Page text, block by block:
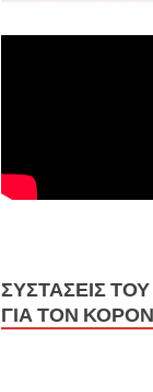
ΣΥΣΤΑΣΕΙΣ
ΓΙΑ ΤΟΝ